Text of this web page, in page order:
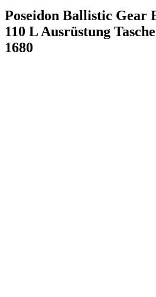
Poseidon Ballistic Gear
110 L Ausrüstung
1680